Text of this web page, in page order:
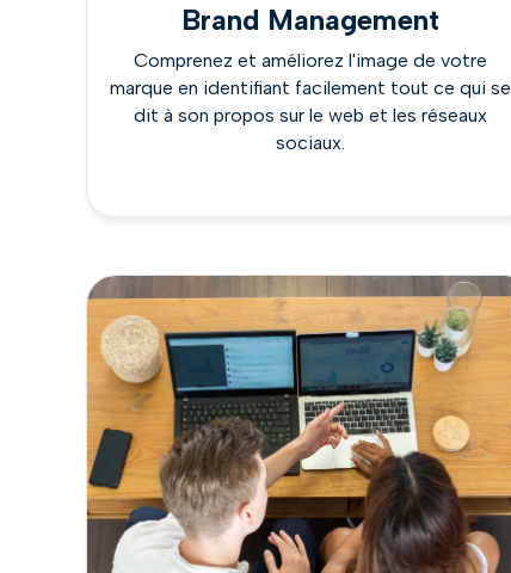
Brand Management
Comprenez et améliorez l'image de votre
marque en identifiant facilement tout ce qui se
dit à son propos sur le web et les réseaux
sociaux.